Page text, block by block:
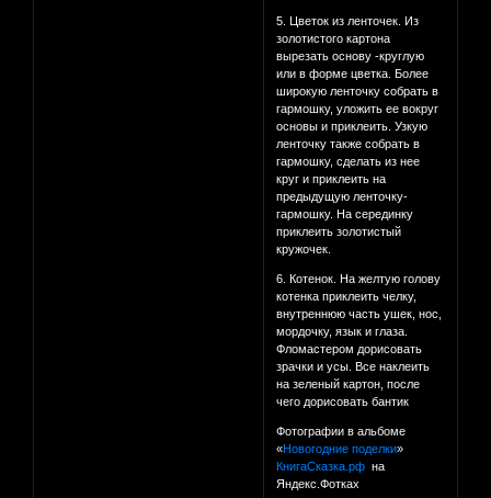
5. Цветок из ленточек. Из
золотистого картона
вырезать основу -круглую
или в форме цветка. Более
широкую ленточку собрать в
гармошку, уложить ее вокруг
основы и приклеить. Узкую
ленточку также собрать в
гармошку, сделать из нее
круг и приклеить на
предыдущую ленточку-
гармошку. На серединку
приклеить золотистый
кружочек.
6. Котенок. На желтую голову
котенка приклеить челку,
внутреннюю часть ушек, нос,
мордочку, язык и глаза.
Фломастером дорисовать
зрачки и усы. Все наклеить
на зеленый картон, после
чего дорисовать бантик
Фотографии в альбоме
«Новогодние поделки»
КнигаСказка.рф на
Яндекс.Фотках